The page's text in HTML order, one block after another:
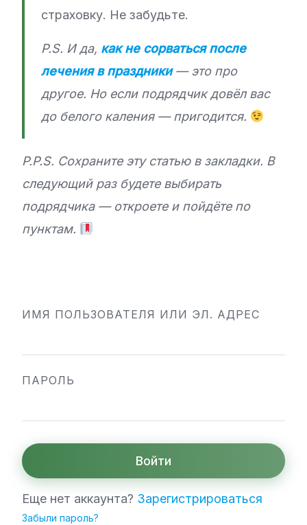
страховку. Не забудьте.
P.S. И да, как не сорваться после
лечения в праздники— это про
другое. Но если подрядчик довёл вас
до белого каления — пригодится.
P.P.S. Сохраните эту статью в закладки. В
следующий раз будете выбирать
подрядчика — откроете и пойдёте по
пунктам.
ИМЯ ПОЛЬЗОВАТЕЛЯ ИЛИ ЭЛ. АДРЕС
ПАРОЛЬ
Войти
Еще нет аккаунта? Зарегистрироваться
Забыли пароль?